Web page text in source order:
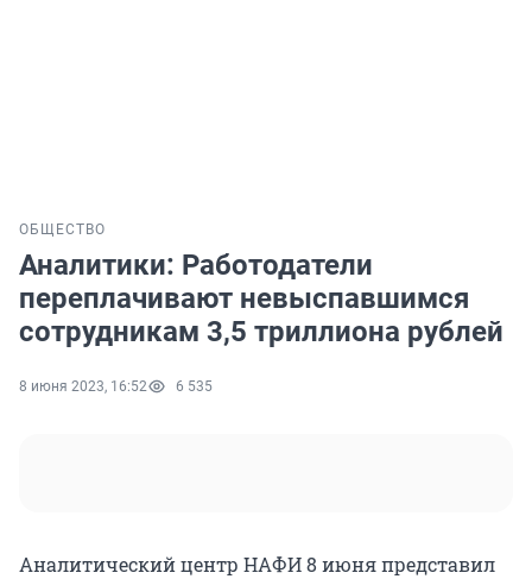
ОБЩЕСТВО
Аналитики: Работодатели
переплачивают невыспавшимся
сотрудникам 3,5 триллиона рублей
8 июня 2023, 16:52 6 535
Аналитический центр НАФИ 8 июня представил